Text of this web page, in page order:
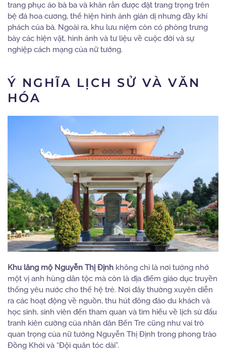
trang phục áo bà ba và khăn rằn được đặt trang trọng trên
bệ đá hoa cương, thể hiện hình ảnh giản dị nhưng đầy khí
phách của bà. Ngoài ra, khu lưu niệm còn có phòng trưng
bày các hiện vật, hình ảnh và tư liệu về cuộc đời và sự
nghiệp cách mạng của nữ tướng.
Ý NGHĨA LỊCH SỬ VÀ VĂN
HÓA
Khu lăng mộ Nguyễn Thị Định không chỉ là nơi tưởng nhớ
một vị anh hùng dân tộc mà còn là địa điểm giáo dục truyền
thống yêu nước cho thế hệ trẻ. Nơi đây thường xuyên diễn
ra các hoạt động về nguồn, thu hút đông đảo du khách và
học sinh, sinh viên đến tham quan và tìm hiểu về lịch sử đấu
tranh kiên cường của nhân dân Bến Tre cũng như vai trò
quan trọng của nữ tướng Nguyễn Thị Định trong phong trào
Đồng Khởi và “Đội quân tóc dài”.